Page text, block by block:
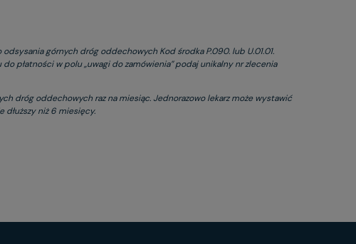
górnych dróg oddechowych Kod środka P.090. lub U.01.01.
płatności w polu „uwagi do zamówienia” podaj unikalny nr zlecenia
dróg oddechowych raz na miesiąc. Jednorazowo lekarz może wystawić
dłuższy niż 6 miesięcy.